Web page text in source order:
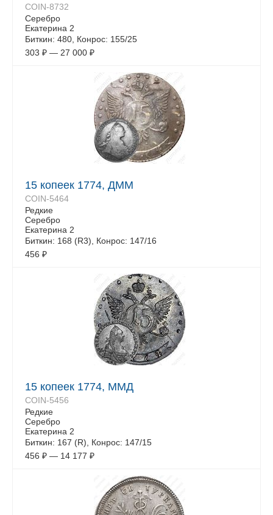
COIN-8732
Серебро
Екатерина 2
Биткин: 480, Конрос: 155/25
303 ₽ — 27 000 ₽
15 копеек 1774, ДММ
COIN-5464
Редкие
Серебро
Екатерина 2
Биткин: 168 (R3), Конрос: 147/16
456 ₽
15 копеек 1774, ММД
COIN-5456
Редкие
Серебро
Екатерина 2
Биткин: 167 (R), Конрос: 147/15
456 ₽ — 14 177 ₽